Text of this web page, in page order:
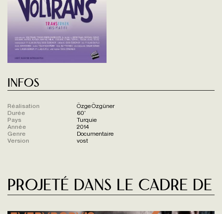
Infos
Réalisation
Özge Özgüner
Durée
60'
Pays
Turquie
Année
2014
Genre
Documentaire
Version
vost
Projeté dans le cadre de